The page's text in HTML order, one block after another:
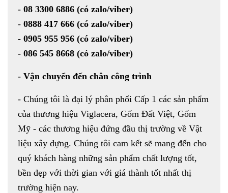
- 08 3300 6886 (có zalo/viber)
- 0888 417 666 (có zalo/viber)
- 0905 955 956 (có zalo/viber)
- 086 545 8668 (có zalo/viber)
- Vận chuyển đến chân công trình
- Chúng tôi là đại lý phân phối Cấp 1 các sản phẩm
của thương hiệu Viglacera, Gốm Đất Việt, Gốm
Mỹ - các thương hiệu đứng đầu thị trường về Vật
liệu xây dựng. Chúng tôi cam kết sẽ mang đến cho
quý khách hàng những sản phẩm chất lượng tốt,
bền đẹp với thời gian với giá thành tốt nhất thị
trường hiện nay.